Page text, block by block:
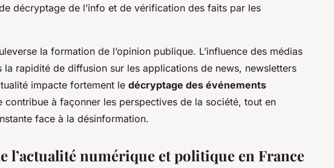
décryptage de l’info et de vérification des faits par les
la formation de l’opinion publique. L’influence des médias
la rapidité de diffusion sur les applications de news, newsletters
impacte fortement le décryptage des événements
contribue à façonner les perspectives de la société, tout en
face à la désinformation.
l’actualité numérique et politique en France